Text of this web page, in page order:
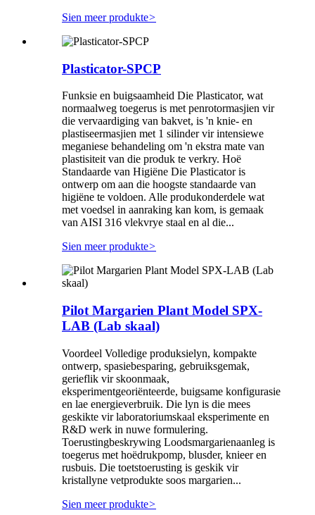
Sien meer produkte>
Plasticator-SPCP
Funksie en buigsaamheid Die Plasticator, wat
normaalweg toegerus is met penrotormasjien vir
die vervaardiging van bakvet, is 'n knie- en
plastiseermasjien met 1 silinder vir intensiewe
meganiese behandeling om 'n ekstra mate van
plastisiteit van die produk te verkry. Hoë
Standaarde van Higiëne Die Plasticator is
ontwerp om aan die hoogste standaarde van
higiëne te voldoen. Alle produkonderdele wat
met voedsel in aanraking kan kom, is gemaak
van AISI 316 vlekvrye staal en al die...
Sien meer produkte>
Pilot Margarien Plant Model SPX-
LAB (Lab skaal)
Voordeel Volledige produksielyn, kompakte
ontwerp, spasiebesparing, gebruiksgemak,
gerieflik vir skoonmaak,
eksperimentgeoriënteerde, buigsame konfigurasie
en lae energieverbruik. Die lyn is die mees
geskikte vir laboratoriumskaal eksperimente en
R&D werk in nuwe formulering.
Toerustingbeskrywing Loodsmargarienaanleg is
toegerus met hoëdrukpomp, blusder, knieer en
rusbuis. Die toetstoerusting is geskik vir
kristallyne vetprodukte soos margarien...
Sien meer produkte>